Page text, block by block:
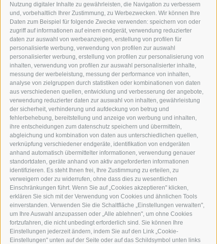
Nutzung digitaler Inhalte zu gewährleisten, die Navigation zu verbessern
und, vorbehaltlich Ihrer Zustimmung, zu Werbezwecken. Wir können Ihre
Daten zum Beispiel für folgende Zwecke verwenden: speichern von oder
zugriff auf informationen auf einem endgerät, verwendung reduzierter
daten zur auswahl von werbeanzeigen, erstellung von profilen für
personalisierte werbung, verwendung von profilen zur auswahl
personalisierter werbung, erstellung von profilen zur personalisierung von
inhalten, verwendung von profilen zur auswahl personalisierter inhalte,
messung der werbeleistung, messung der performance von inhalten,
analyse von zielgruppen durch statistiken oder kombinationen von daten
aus verschiedenen quellen, entwicklung und verbesserung der angebote,
verwendung reduzierter daten zur auswahl von inhalten, gewährleistung
der sicherheit, verhinderung und aufdeckung von betrug und
fehlerbehebung, bereitstellung und anzeige von werbung und inhalten,
ihre entscheidungen zum datenschutz speichern und übermitteln,
abgleichung und kombination von daten aus unterschiedlichen quellen,
verknüpfung verschiedener endgeräte, identifikation von endgeräten
anhand automatisch übermittelter informationen, verwendung genauer
standortdaten, geräte anhand von aktiv angeforderten informationen
identifizieren. Es steht Ihnen frei, Ihre Zustimmung zu erteilen, zu
verweigern oder zu widerrufen, ohne dass dies zu wesentlichen
Einschränkungen führt. Wenn Sie auf „Cookies akzeptieren" klicken,
erklären Sie sich mit der Verwendung von Cookies und ähnlichen Tools
einverstanden. Verwenden Sie die Schaltfläche „Einstellungen verwalten",
um Ihre Auswahl anzupassen oder „Alle ablehnen", um ohne Cookies
fortzufahren, die nicht unbedingt erforderlich sind. Sie können Ihre
Einstellungen jederzeit ändern, indem Sie auf den Link „Cookie-
Einstellungen" unten auf der Seite oder auf das Schildsymbol unten links
DER ERKER
NEUSTADT 20A
I-39049 STERZING
TEL.: +39 0472 766876
GRAFIK@DERERKER.IT
INFO@DERERKER.IT
BARBARA.FONTANA@DERERKER.IT
DER ERKER
WERBEN IM ERKER
ONLINE-WERBUNG
SEPA-DAUERAUFTRAG
REGELN LESERKOMMENTARE
ONLINE VOTING
SERVICE
VERANSTALTUNGSKALENDER
KLEINANZEIGER
NÜTZLICHE LINKS
WETTER
WEBCAM